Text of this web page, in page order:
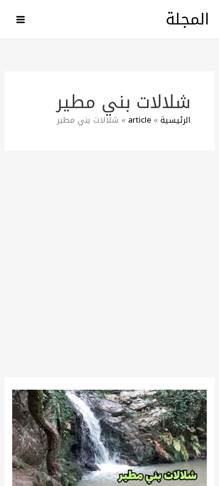
المجلة
شلالات بني مطير
الرئيسية article شلالات بني مطير
شلالات
بني
مطير:
جوهرة
خضراء
في
قلب